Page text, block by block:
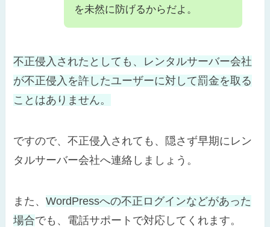
を未然に防げるからだよ。
不正侵入されたとしても、レンタルサーバー会社
が不正侵入を許したユーザーに対して罰金を取る
ことはありません。
ですので、不正侵入されても、隠さず早期にレン
タルサーバー会社へ連絡しましょう。
また、WordPressへの不正ログインなどがあった
場合でも、電話サポートで対応してくれます。